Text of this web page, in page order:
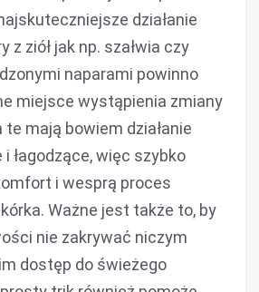
działanie
z ziół jak np. szałwia czy
naparami powinno
miejsce wystąpienia zmiany
te mają bowiem działanie
łagodzące, więc szybko
i wesprą proces
Ważne jest także to, by
nie zakrywać niczym
dostęp do świeżego